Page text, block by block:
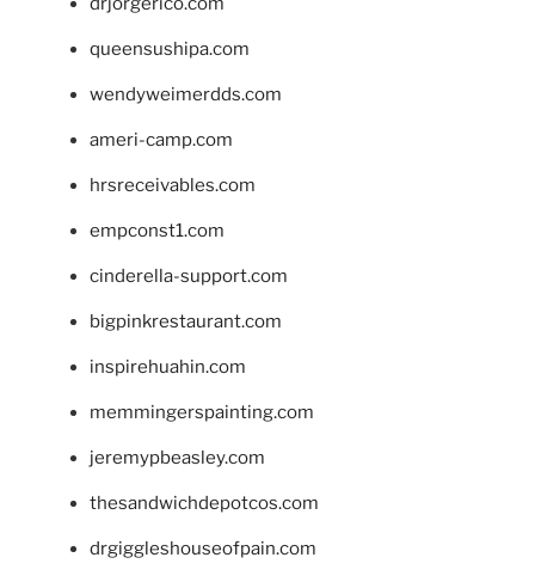
queensushipa.com
wendyweimerdds.com
ameri-camp.com
hrsreceivables.com
empconst1.com
cinderella-support.com
bigpinkrestaurant.com
inspirehuahin.com
memmingerspainting.com
jeremypbeasley.com
thesandwichdepotcos.com
drgiggleshouseofpain.com